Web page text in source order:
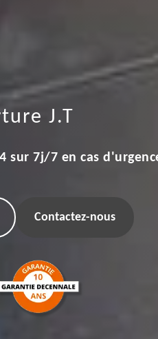
J.T
sur 7j/7 en cas
Contactez-nous